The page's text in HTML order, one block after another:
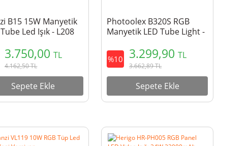
B15 15W Manyetik
Led Işık - L208
3.750,00TL
4.162,50TL
Sepete Ekle
Photoolex B320S RGB
Manyetik LED Tube Light -
%10 3.299,90TL
3.662,89TL
Sepete Ekle